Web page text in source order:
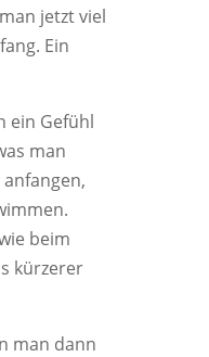
jetzt viel
Ein
ein Gefühl
man
beim
kürzerer
man dann